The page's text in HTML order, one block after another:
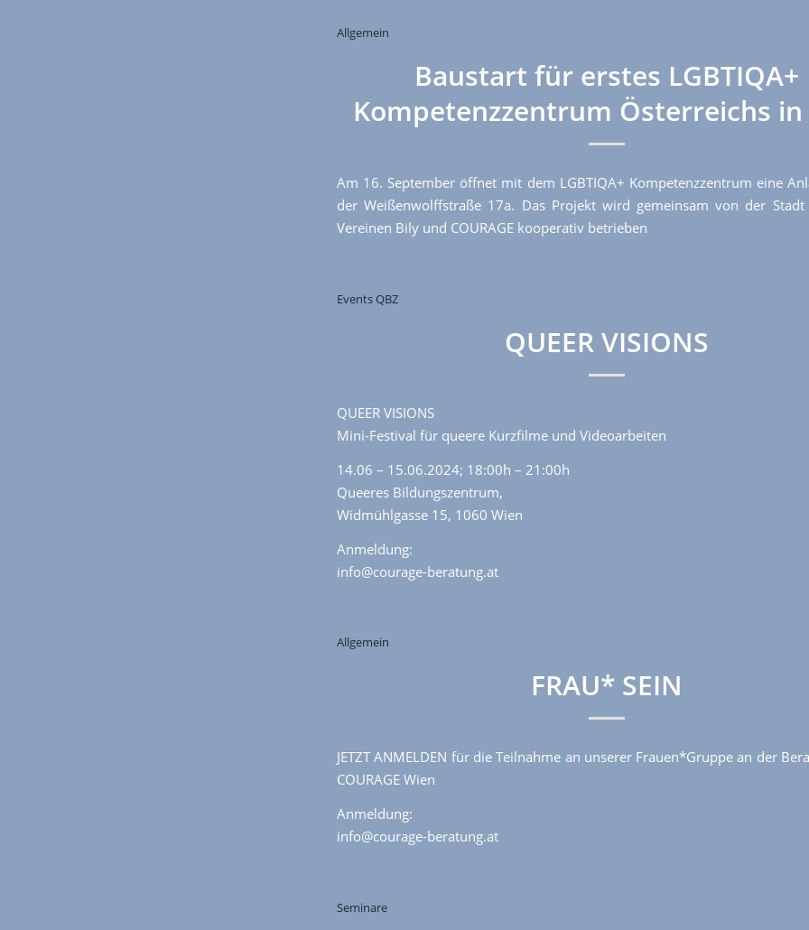
Allgemein
Baustart für erstes LGBTIQA+
Kompetenzzentrum Österreichs in
Am 16. September öffnet mit dem LGBTIQA+ Kompetenzzentrum eine
der Weißenwolffstraße 17a. Das Projekt wird gemeinsam von der
Vereinen Bily und COURAGE kooperativ betrieben
Events QBZ
QUEER VISIONS
QUEER VISIONS
Mini-Festival für queere Kurzfilme und Videoarbeiten
14.06 – 15.06.2024; 18:00h – 21:00h
Queeres Bildungszentrum,
Widmühlgasse 15, 1060 Wien
Anmeldung:
info@courage-beratung.at
Allgemein
FRAU* SEIN
JETZT ANMELDEN für die Teilnahme an unserer Frauen*Gruppe an der
COURAGE Wien
Anmeldung:
info@courage-beratung.at
Seminare